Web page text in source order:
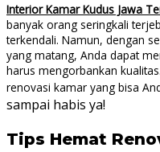
Interior Kamar Kudus Jawa
banyak orang seringkali
terkendali. Namun, dengan
yang matang, Anda dapat
harus mengorbankan
renovasi kamar yang bisa
sampai habis ya!
Tips Hemat